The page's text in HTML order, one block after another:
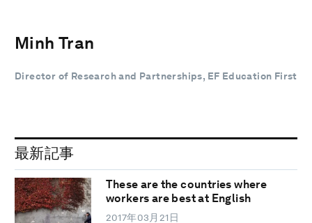
Minh Tran
Director of Research and Partnerships, EF Education First
最新記事
These are the countries where
workers are best at English
2017年03月21日